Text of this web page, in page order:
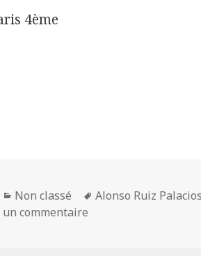
4ème
Catégories
Non classé
Mots-
Alonso Ruiz Palacios
un commentaire